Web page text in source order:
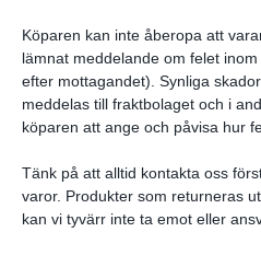
Köparen kan inte åberopa att
lämnat meddelande om felet
efter mottagandet). Synliga
meddelas till fraktbolaget och i
köparen att ange och påvisa hur
Tänk på att alltid kontakta oss
varor. Produkter som returneras
kan vi tyvärr inte ta emot eller